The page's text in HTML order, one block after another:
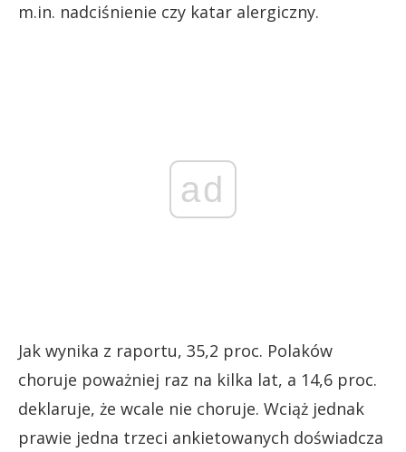
m.in. nadciśnienie czy katar alergiczny.
ad
Jak wynika z raportu, 35,2 proc. Polaków
choruje poważniej raz na kilka lat, a 14,6 proc.
deklaruje, że wcale nie choruje. Wciąż jednak
prawie jedna trzeci ankietowanych doświadcza